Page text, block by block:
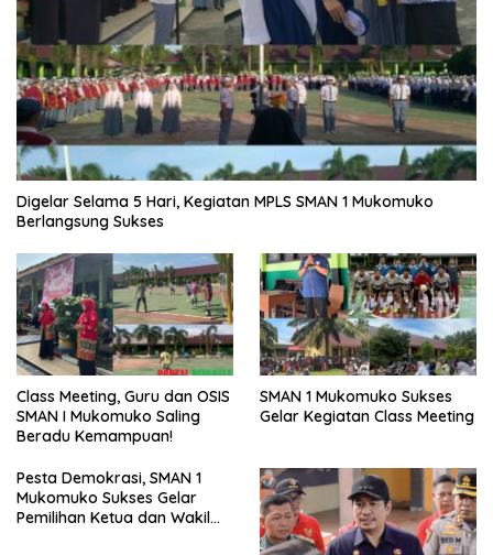
Digelar Selama 5 Hari, Kegiatan MPLS SMAN 1 Mukomuko
Berlangsung Sukses
Class Meeting, Guru dan OSIS
SMAN I Mukomuko Saling
Beradu Kemampuan!
SMAN 1 Mukomuko Sukses
Gelar Kegiatan Class Meeting
Pesta Demokrasi, SMAN 1
Mukomuko Sukses Gelar
Pemilihan Ketua dan Wakil